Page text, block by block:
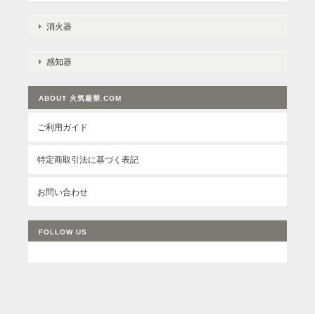
消火器
感知器
ABOUT 火気厳禁.COM
ご利用ガイド
特定商取引法に基づく表記
お問い合わせ
FOLLOW US